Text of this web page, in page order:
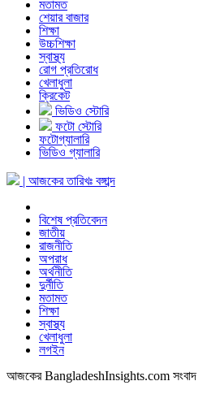
মতামত
শেয়ার বাজার
শিক্ষা
উচ্চশিক্ষা
স্বাস্থ্য
রোগ প্রতিরোধ
খেলাধুলা
ক্রিকেট
ভিডিও স্টোরি
ফটো স্টোরি
ফটোগ্যালারি
ভিডিও গ্যালারি
| আজকের তারিখঃ বঙ্গাব্দ
বিশেষ প্রতিবেদন
জাতীয়
রাজনীতি
অপরাধ
অর্থনীতি
দুর্নীতি
মতামত
শিক্ষা
স্বাস্থ্য
খেলাধুলা
লগইন
আজকের BangladeshInsights.com সংবাদ